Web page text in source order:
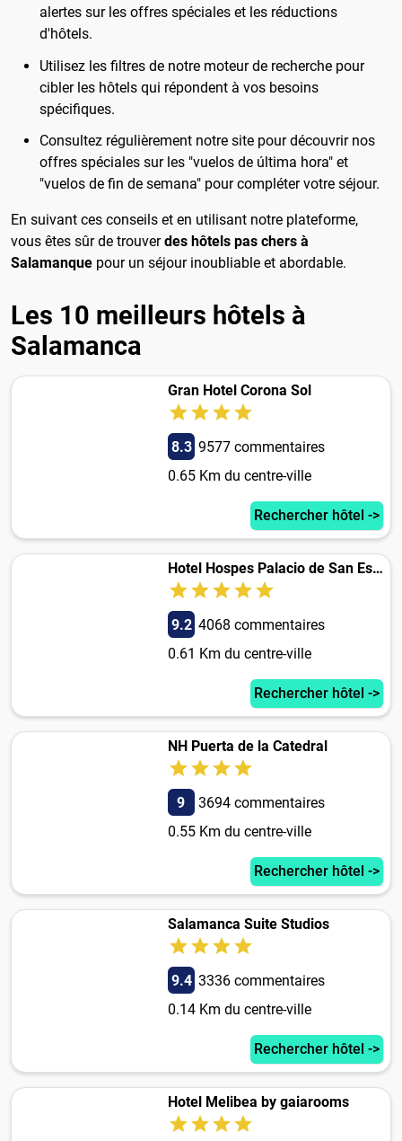
alertes sur les offres spéciales et les réductions
d'hôtels.
Utilisez les filtres de notre moteur de recherche pour
cibler les hôtels qui répondent à vos besoins
spécifiques.
Consultez régulièrement notre site pour découvrir nos
offres spéciales sur les "vuelos de última hora" et
"vuelos de fin de semana" pour compléter votre séjour.
En suivant ces conseils et en utilisant notre plateforme,
vous êtes sûr de trouverdes hôtels pas chers à
Salamanque pour un séjour inoubliable et abordable.
Les 10 meilleurs hôtels à
Salamanca
Gran Hotel Corona Sol
8.3 9577 commentaires
0.65 Km du centre-ville
Rechercher hôtel ->
Hotel Hospes Palacio de San Esteban
9.2 4068 commentaires
0.61 Km du centre-ville
Rechercher hôtel ->
NH Puerta de la Catedral
9
3694 commentaires
0.55 Km du centre-ville
Rechercher hôtel ->
Salamanca Suite Studios
9.4 3336 commentaires
0.14 Km du centre-ville
Rechercher hôtel ->
Hotel Melibea by gaiarooms